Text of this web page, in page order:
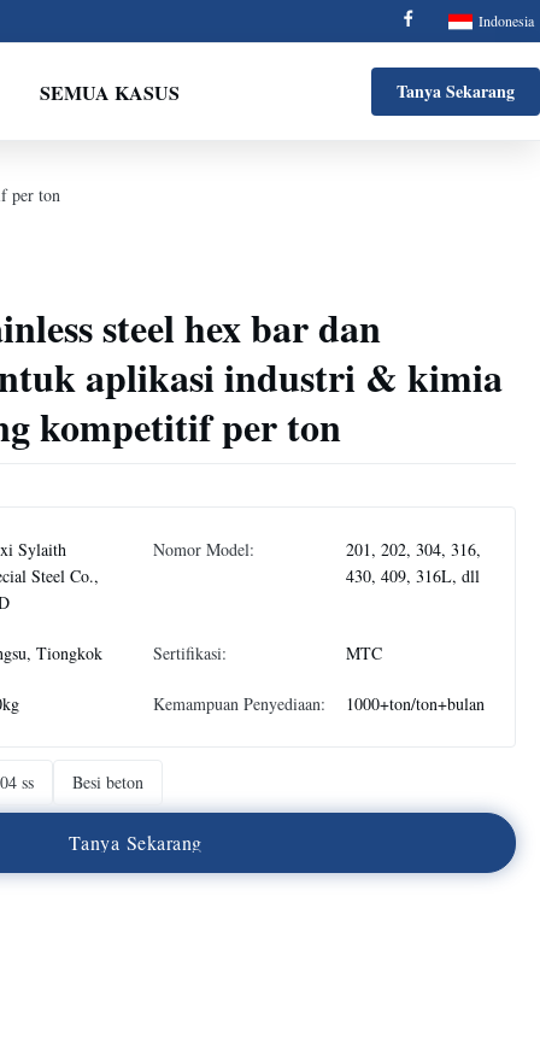
Indonesia
SEMUA KASUS Tanya Sekarang
per ton
steel hex bar dan
aplikasi industri & kimia
kompetitif per ton
Sylaith
Steel Co.,
Nomor Model:
201, 202, 304, 316,
430, 409, 316L, dll
Tiongkok Sertifikasi: MTC
Kemampuan Penyediaan: 1000+ton/ton+bulan
ss Besi beton
Tanya Sekarang